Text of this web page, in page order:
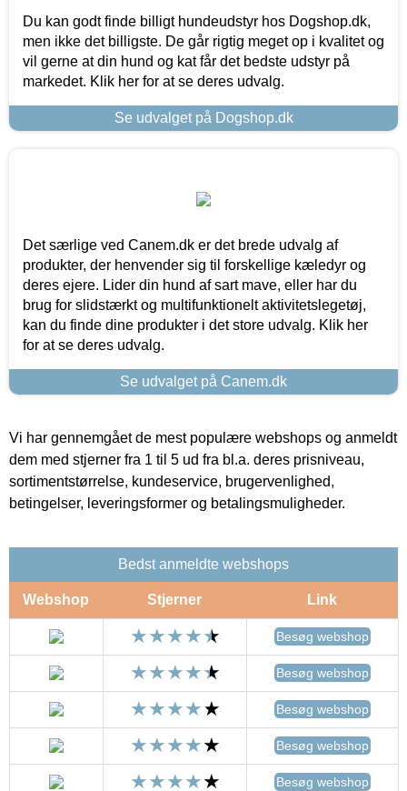
Du kan godt finde billigt hundeudstyr hos Dogshop.dk,
men ikke det billigste. De går rigtig meget op i kvalitet og
vil gerne at din hund og kat får det bedste udstyr på
markedet. Klik her for at se deres udvalg.
Se udvalget på Dogshop.dk
Det særlige ved Canem.dk er det brede udvalg af
produkter, der henvender sig til forskellige kæledyr og
deres ejere. Lider din hund af sart mave, eller har du
brug for slidstærkt og multifunktionelt aktivitetslegetøj,
kan du finde dine produkter i det store udvalg. Klik her
for at se deres udvalg.
Se udvalget på Canem.dk
Vi har gennemgået de mest populære webshops og anmeldt
dem med stjerner fra 1 til 5 ud fra bl.a. deres prisniveau,
sortimentstørrelse, kundeservice, brugervenlighed,
betingelser, leveringsformer og betalingsmuligheder.
Bedst anmeldte webshops
Webshop Stjerner Link
Besøg webshop
Besøg webshop
Besøg webshop
Besøg webshop
Besøg webshop